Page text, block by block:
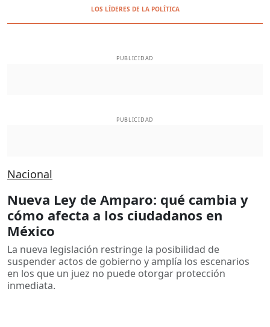
LOS LÍDERES DE LA POLÍTICA
PUBLICIDAD
PUBLICIDAD
Nacional
Nueva Ley de Amparo: qué cambia y
cómo afecta a los ciudadanos en
México
La nueva legislación restringe la posibilidad de
suspender actos de gobierno y amplía los escenarios
en los que un juez no puede otorgar protección
inmediata.